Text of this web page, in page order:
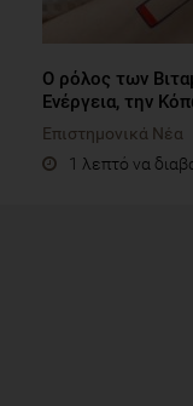
Ο ρόλος των
Ενέργεια, την
Επιστημονικά Νέα
1 λεπτό να